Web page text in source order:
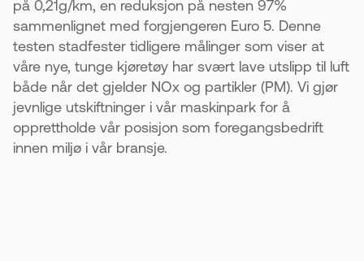
på 0,21g/km, en reduksjon på nesten 97%
sammenlignet med forgjengeren Euro 5. Denne
testen stadfester tidligere målinger som viser at
våre nye, tunge kjøretøy har svært lave utslipp til luft
både når det gjelder NOx og partikler (PM). Vi gjør
jevnlige utskiftninger i vår maskinpark for å
opprettholde vår posisjon som foregangsbedrift
innen miljø i vår bransje.